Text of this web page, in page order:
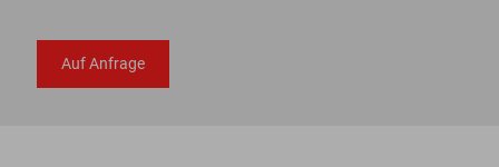
Auf Anfrage